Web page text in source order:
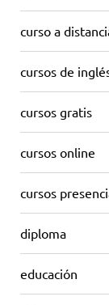
curso a
cursos de
cursos gratis
cursos online
cursos
diploma
educación